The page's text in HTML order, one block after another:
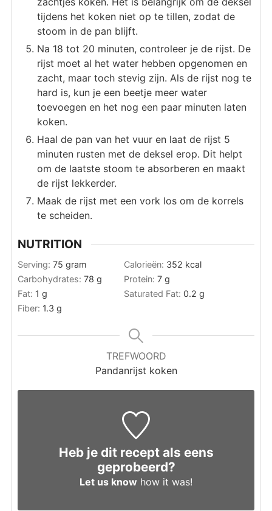
tijdens het koken niet op te tillen, zodat de
stoom in de pan blijft.
Na 18 tot 20 minuten, controleer je de rijst. De
rijst moet al het water hebben opgenomen en
zacht, maar toch stevig zijn. Als de rijst nog te
hard is, kun je een beetje meer water
toevoegen en het nog een paar minuten laten
koken.
Haal de pan van het vuur en laat de rijst 5
minuten rusten met de deksel erop. Dit helpt
om de laatste stoom te absorberen en maakt
de rijst lekkerder.
Maak de rijst met een vork los om de korrels
te scheiden.
NUTRITION
Serving: 75 gram Calorieën: 352 kcal
Carbohydrates: 78 g Protein: 7 g
Fat: 1 g Saturated Fat: 0.2 g
Fiber: 1.3 g
TREFWOORD
Pandanrijst koken
Heb je dit recept als eens
geprobeerd?
Let us know how it was!